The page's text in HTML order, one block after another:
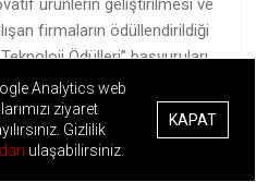
ürünlerin geliştirilmesi ve
firmaların ödüllendirildiği
Ödülleri” başvuruları
Oku...
Analytics web
ziyaret
Gizlilik
ulaşabilirsiniz.
KAPAT